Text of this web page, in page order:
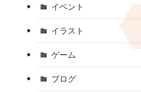
イベント
イラスト
ゲーム
ブログ